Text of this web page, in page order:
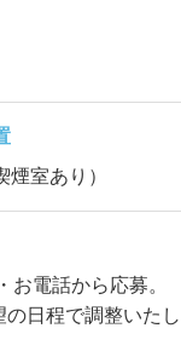
煙室あり）
お電話から応募。
の日程で調整いたし